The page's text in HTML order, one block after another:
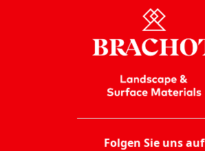
Folgen Sie uns auf